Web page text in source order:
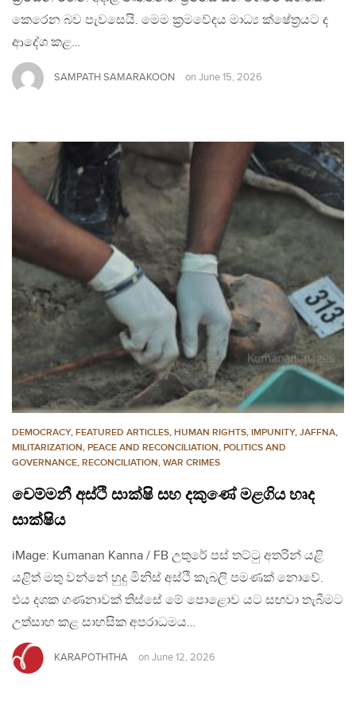
කෙරෙන බව පැවසෙයි. මෙම ක්‍රමවේදය මාධ්‍ය ක්ෂේත්‍රයට ද
ආදේශ කළ…
SAMPATH SAMARAKOON on June 15, 2026
DEMOCRACY, FEATURED ARTICLES, HUMAN RIGHTS, IMPUNITY, JAFFNA,
MILITARIZATION, PEACE AND RECONCILIATION, POLITICS AND
GOVERNANCE, RECONCILIATION, WAR CRIMES
චෙම්මනී අස්ථි සාක්ෂි සහ දකුණේ මළගිය හෘද
සාක්ෂිය
iMage: Kumanan Kanna / FB උතුරේ පස් තට්ටු අතරින් යළි
යළිත් මතු වන්නේ හුදු මිනිස් අස්ථි කැබලි පමණක් නොවේ.
එය දශක ගණනාවක් තිස්සේ මේ පොළොව යට සඟවා තැබීමට
උත්සාහ කළ සාහසික අපරාධමය…
KARAPOTHTHA on June 12, 2026